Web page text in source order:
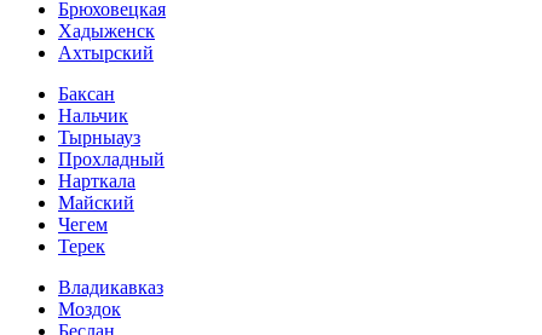
Брюховецкая
Хадыженск
Ахтырский
Баксан
Нальчик
Тырныауз
Прохладный
Нарткала
Майский
Чегем
Терек
Владикавказ
Моздок
Беслан